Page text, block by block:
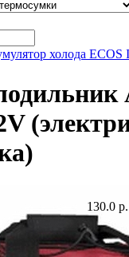
холода ECOS
130.0 р.